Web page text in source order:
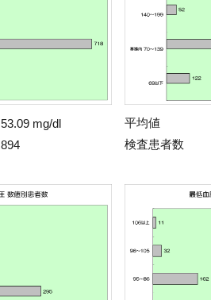
53.09 mg/dl
894
平均値
検査患者数